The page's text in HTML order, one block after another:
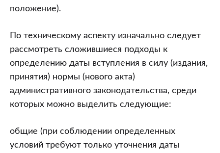
положение).
По техническому аспекту изначально следует
рассмотреть сложившиеся подходы к
определению даты вступления в силу (издания,
принятия) нормы (нового акта)
административного законодательства, среди
которых можно выделить следующие:
общие (при соблюдении определенных
условий требуют только уточнения даты